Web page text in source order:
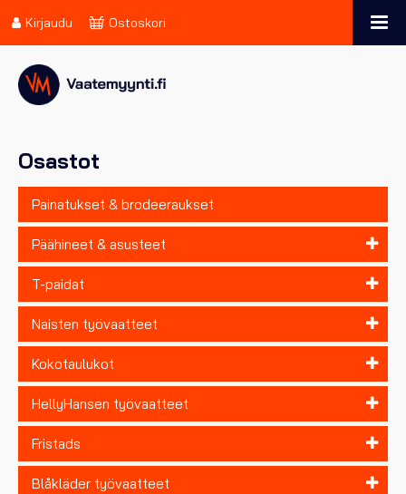
Osastot
Painatukset & brodeeraukset
Päähineet & asusteet
T-paidat
Naisten työvaatteet
Kokotaulukot
HellyHansen työvaatteet
Fristads
Blåkläder työvaatteet
Kirjaudu Ostoskori